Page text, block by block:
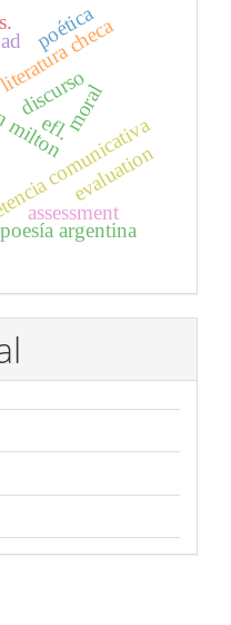
discurso
comunicativa
poesía argentina
moral
checa
assessment
evaluation
efl.
poética